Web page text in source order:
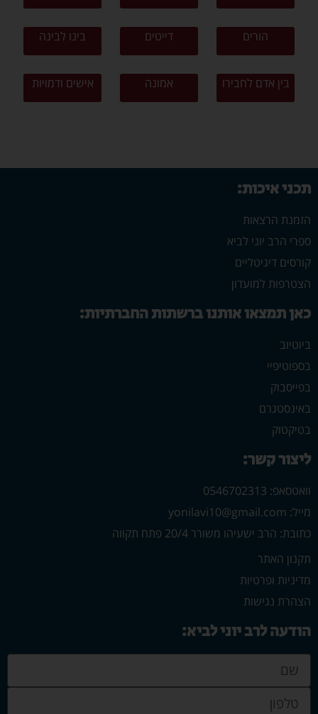
הורים דייטים בינו לבינה
בין אדם לחבירו אמונה אישים ודמויות
תכני איכות:
הזמנת הרצאות
ספרי הרב יוני לביא
קורסים דיגיטליים
הצטרפות למועדון
כאן תמצאו אותנו ברשתות החברתיות:
ביוטיוב
בספוטיפיי
בפייסבוק
באינסטגרם
בטיקטוק
ליצור קשר:
וואטסאפ: 0546702313
מייל: yonilavi10@gmail.com
כתובת: הרב ישעיהו משורר 20/4 פתח תקווה
תקנון האתר
מדיניות ופרטיות
הצהרת נגישות
הודעה לרב יוני לביא: